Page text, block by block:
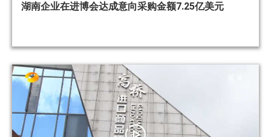
湖南企业在进博会达成意向采购金额7.25亿美元